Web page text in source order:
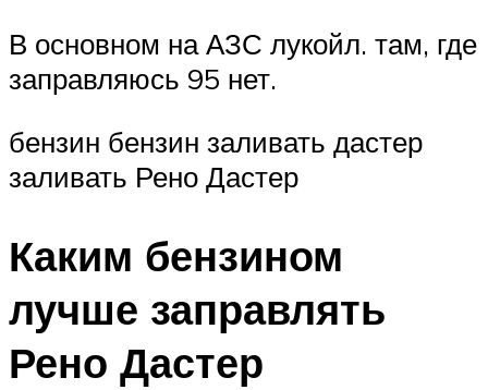
В основном на АЗС лукойл. там, где
заправляюсь 95 нет.
бензин бензин заливать дастер
заливать Рено Дастер
Каким бензином
лучше заправлять
Рено Дастер